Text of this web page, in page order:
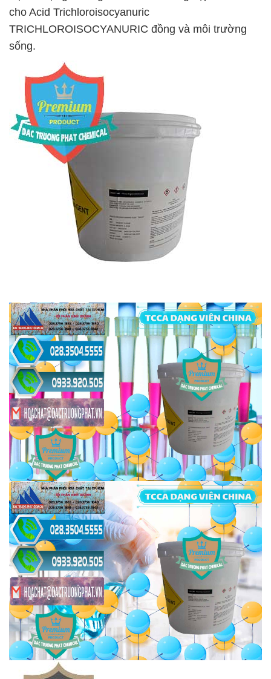
cho Acid Trichloroisocyanuric
TRICHLOROISOCYANURIC đồng và môi trường
sống.